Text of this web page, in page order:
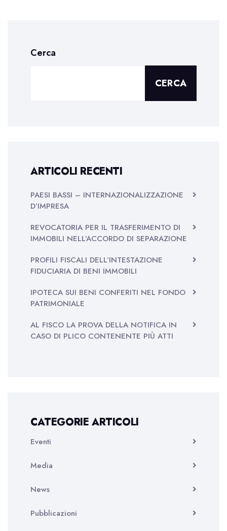
Cerca
CERCA
ARTICOLI RECENTI
PAESI BASSI – INTERNAZIONALIZZAZIONE
D’IMPRESA
REVOCATORIA PER IL TRASFERIMENTO DI
IMMOBILI NELL’ACCORDO DI SEPARAZIONE
PROFILI FISCALI DELL’INTESTAZIONE
FIDUCIARIA DI BENI IMMOBILI
IPOTECA SUI BENI CONFERITI NEL FONDO
PATRIMONIALE
AL FISCO LA PROVA DELLA NOTIFICA IN
CASO DI PLICO CONTENENTE PIÙ ATTI
CATEGORIE ARTICOLI
Eventi
Media
News
Pubblicazioni